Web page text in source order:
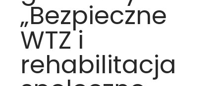
„Bezpieczne
WTZ i
rehabilitacja